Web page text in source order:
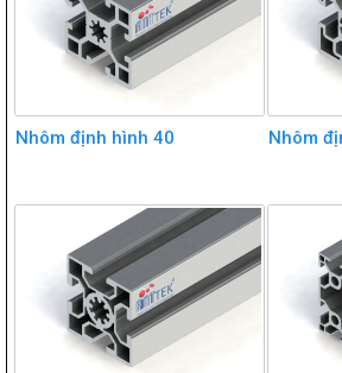
Nhôm định hình 40 Nhôm